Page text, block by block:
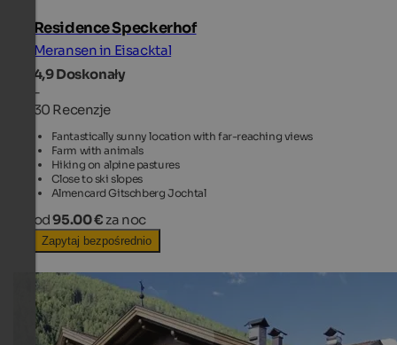
Residence Speckerhof
Meransen in Eisacktal
4,9Doskonały
-
30 Recenzje
Fantastically sunny location with far-reaching views
Farm with animals
Hiking on alpine pastures
Close to ski slopes
Almencard Gitschberg Jochtal
od95.00 € za noc
Zapytaj bezpośrednio